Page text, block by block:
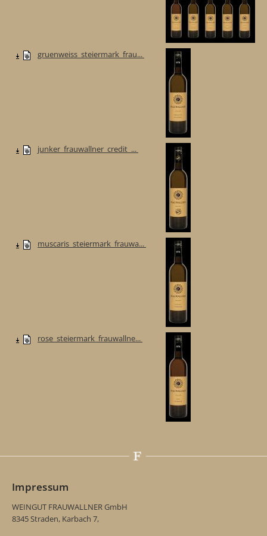
gruenweiss_steiermark_frau...
junker_frauwallner_credit_...
muscaris_steiermark_frauwa...
rose_steiermark_frauwallne...
Impressum
WEINGUT FRAUWALLNER GmbH
8345 Straden, Karbach 7,